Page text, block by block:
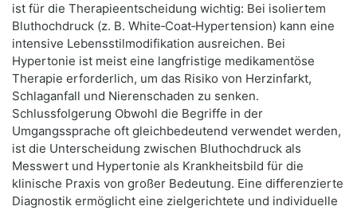
ist für die Therapieentscheidung wichtig: Bei isoliertem
Bluthochdruck (z. B. White‑Coat‑Hypertension) kann eine
intensive Lebensstilmodifikation ausreichen. Bei
Hypertonie ist meist eine langfristige medikamentöse
Therapie erforderlich, um das Risiko von Herzinfarkt,
Schlaganfall und Nierenschaden zu senken.
Schlussfolgerung Obwohl die Begriffe in der
Umgangssprache oft gleichbedeutend verwendet werden,
ist die Unterscheidung zwischen Bluthochdruck als
Messwert und Hypertonie als Krankheitsbild für die
klinische Praxis von großer Bedeutung. Eine differenzierte
Diagnostik ermöglicht eine zielgerichtete und individuelle